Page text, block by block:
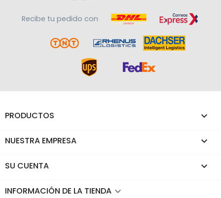
Recibe tu pedido con
PRODUCTOS 
NUESTRA EMPRESA 
SU CUENTA 
INFORMACIÓN DE LA TIENDA keyboard_arrow_down